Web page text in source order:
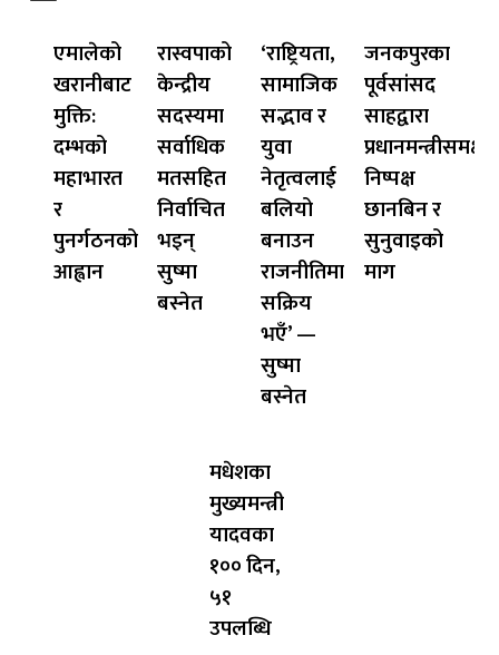
एमालेको
खरानीबाट
मुक्ति:
दम्भको
महाभारत
र
पुनर्गठनको
आह्वान
रास्वपाको
केन्द्रीय
सदस्यमा
सर्वाधिक
मतसहित
निर्वाचित
भइन्
सुष्मा
बस्नेत
‘राष्ट्रियता,
सामाजिक
सद्भाव र
युवा
नेतृत्वलाई
बलियो
बनाउन
राजनीतिमा
सक्रिय
भएँ’ —
सुष्मा
बस्नेत
जनकपुरका
पूर्वसांसद
साहद्वारा
प्रधानमन्त्रीसमक्ष
निष्पक्ष
छानबिन र
सुनुवाइको
माग
मधेशका
मुख्यमन्त्री
यादवका
१०० दिन,
५१
उपलब्धि